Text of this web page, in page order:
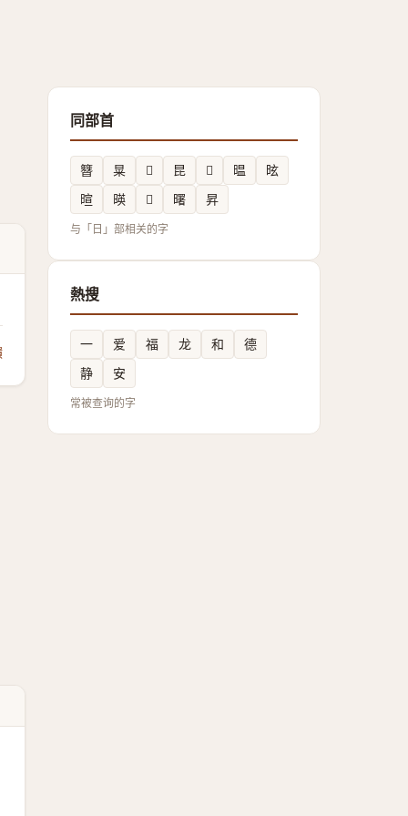
同部首
簪 㫧 𭥏 昆 𣇦 㬈
昡
暄
暎 𣆞 曙 昇
与「日」部相关的字
熱搜
一 爱 福 龙 和
德
静
安
常被查询的字